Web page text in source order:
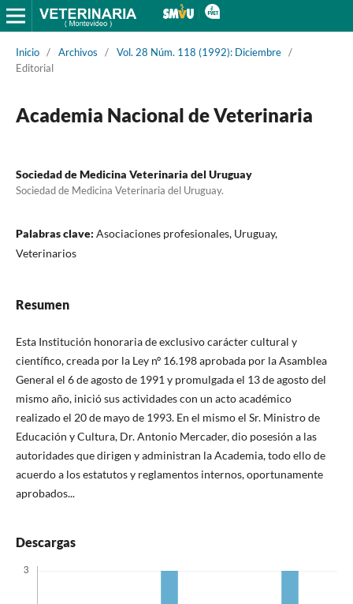
Inicio / Archivos / Vol. 28 Núm. 118 (1992): Diciembre /
Editorial
Academia Nacional de Veterinaria
Sociedad de Medicina Veterinaria del Uruguay
Sociedad de Medicina Veterinaria del Uruguay.
Palabras clave: Asociaciones profesionales, Uruguay,
Veterinarios
Resumen
Esta Institución honoraria de exclusivo carácter cultural y
científico, creada por la Ley nº 16.198 aprobada por la Asamblea
General el 6 de agosto de 1991 y promulgada el 13 de agosto del
mismo año, inició sus actividades con un acto académico
realizado el 20 de mayo de 1993. En el mismo el Sr. Ministro de
Educación y Cultura, Dr. Antonio Mercader, dio posesión a las
autoridades que dirigen y administran la Academia, todo ello de
acuerdo a los estatutos y reglamentos internos, oportunamente
aprobados...
Descargas